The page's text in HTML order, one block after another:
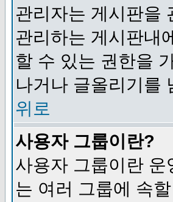
관리자는 게시판을
관리하는 게시판내
할 수 있는 권한을
나거나 글올리기를
위로
사용자 그룹이란?
사용자 그룹이란
는 여러 그룹에 속